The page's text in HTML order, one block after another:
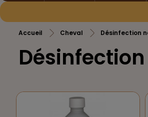
Accueil Cheval Désinfection